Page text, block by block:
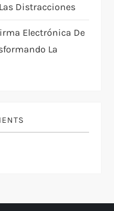
Distracciones
Electrónica De
La